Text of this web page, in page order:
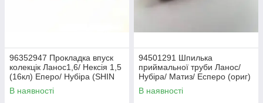
96352947 Прокладка впуск
колекцік Ланос1,6/ Нексія 1,5
(16кл) Еперо/ Нубіра (SHIN
KUM/SGG) Корея
В наявності
94501291 Шпилька
приймальної труби Ланос/
Нубіра/ Матиз/ Есперо (ориг)
ф 10/45mm
В наявності